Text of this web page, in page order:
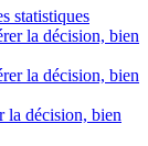
statistiques
la décision, bien
la décision, bien
la décision, bien